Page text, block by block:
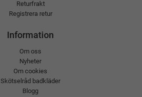
Returfrakt
Registrera retur
Information
Om oss
Nyheter
Om cookies
Skötselråd badkläder
Blogg